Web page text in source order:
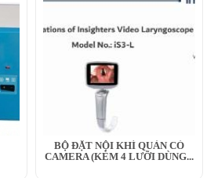
BỘ ĐẶT NỘI KHÍ QUẢN CÓ
CAMERA (KÈM 4 LƯỠI DÙNG...